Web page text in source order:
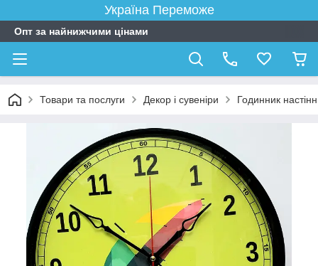
Україна Переможе
Опт за найнижчими цінами
Товари та послуги Декор і сувеніри Годинник